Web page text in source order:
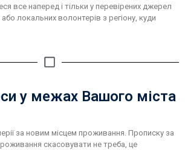
все наперед і тільки у перевірених джерел
локальних волонтерів з регіону, куди
у межах Вашого міста
за новим місцем проживання. Прописку за
скасовувати не треба, це